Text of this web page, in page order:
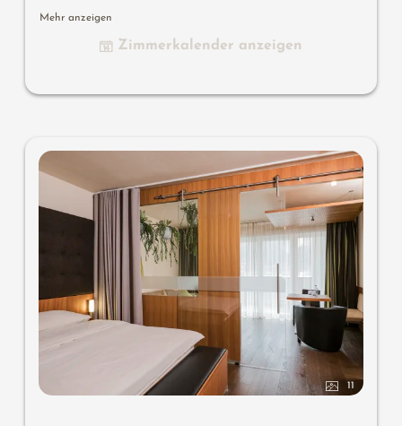
großzügiger Balkon mit Whirlpool im Freien, Flat-TV,
Wissenswertes: Klimaanlage und Boxspringmatratzen
Mehr anzeigen
Zimmerkalender anzeigen
11